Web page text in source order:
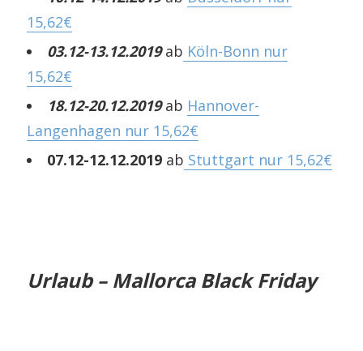
15,62€
03.12-13.12.2019 ab Köln-Bonn nur
15,62€
18.12-20.12.2019ab Hannover-
Langenhagen nur 15,62€
07.12-12.12.2019 ab Stuttgart nur 15,62€
Urlaub – Mallorca Black Friday